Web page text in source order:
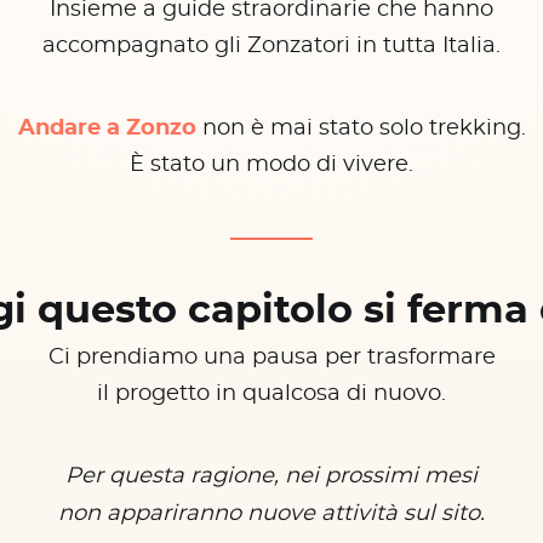
Insieme a guide straordinarie che hanno
accompagnato gli Zonzatori in tutta Italia.
Andare a Zonzonon è mai stato solo trekking.
È stato un modo di vivere.
questo capitolo si ferma
Ci prendiamo una pausa per trasformare
il progetto in qualcosa di nuovo.
Per questa ragione, nei prossimi mesi
non appariranno nuove attività sul sito.